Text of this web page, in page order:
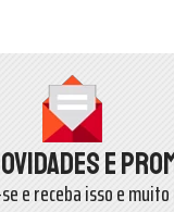
e
e receba isso e